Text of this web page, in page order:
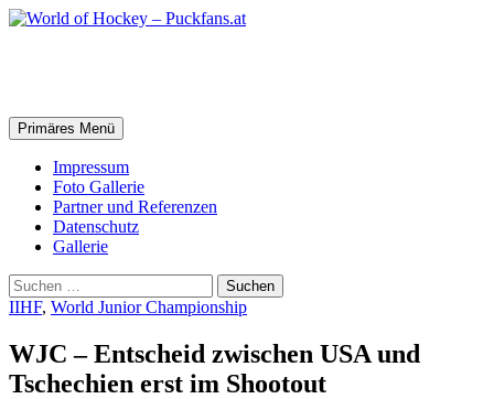
Zum
Suchen
Primäres Menü
Impressum
Foto Gallerie
Partner und Referenzen
Datenschutz
Gallerie
Suchen
nach:
IIHF, World Junior Championship
WJC – Entscheid zwischen USA und
Tschechien erst im Shootout